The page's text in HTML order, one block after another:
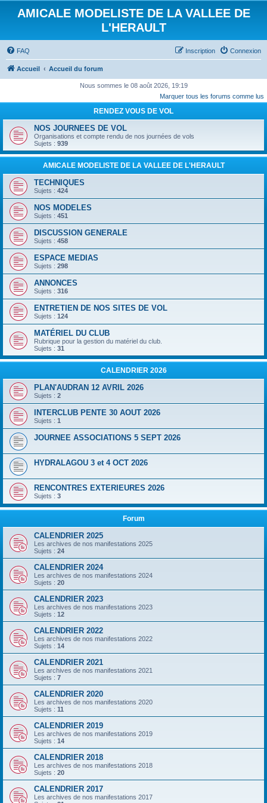
AMICALE MODELISTE DE LA VALLEE DE
L'HERAULT
FAQ Connexion
Inscription
Accueil Accueil du forum
Nous sommes le 08 août 2026, 19:19
Marquer tous les forums comme lus
RENDEZ VOUS DE VOL
NOS JOURNEES DE VOL
Organisations et compte rendu de nos journées de vols
Sujets : 939
AMICALE MODELISTE DE LA VALLEE DE L'HERAULT
TECHNIQUES
Sujets : 424
NOS MODELES
Sujets : 451
DISCUSSION GENERALE
Sujets : 458
ESPACE MEDIAS
Sujets : 298
ANNONCES
Sujets : 316
ENTRETIEN DE NOS SITES DE VOL
Sujets : 124
MATÉRIEL DU CLUB
Rubrique pour la gestion du matériel du club.
Sujets : 31
CALENDRIER 2026
PLAN'AUDRAN 12 AVRIL 2026
Sujets : 2
INTERCLUB PENTE 30 AOUT 2026
Sujets : 1
JOURNEE ASSOCIATIONS 5 SEPT 2026
HYDRALAGOU 3 et 4 OCT 2026
RENCONTRES EXTERIEURES 2026
Sujets : 3
Forum
CALENDRIER 2025
Les archives de nos manifestations 2025
Sujets : 24
CALENDRIER 2024
Les archives de nos manifestations 2024
Sujets : 20
CALENDRIER 2023
Les archives de nos manifestations 2023
Sujets : 12
CALENDRIER 2022
Les archives de nos manifestations 2022
Sujets : 14
CALENDRIER 2021
Les archives de nos manifestations 2021
Sujets : 7
CALENDRIER 2020
Les archives de nos manifestations 2020
Sujets : 11
CALENDRIER 2019
Les archives de nos manifestations 2019
Sujets : 14
CALENDRIER 2018
Les archives de nos manifestations 2018
Sujets : 20
CALENDRIER 2017
Les archives de nos manifestations 2017